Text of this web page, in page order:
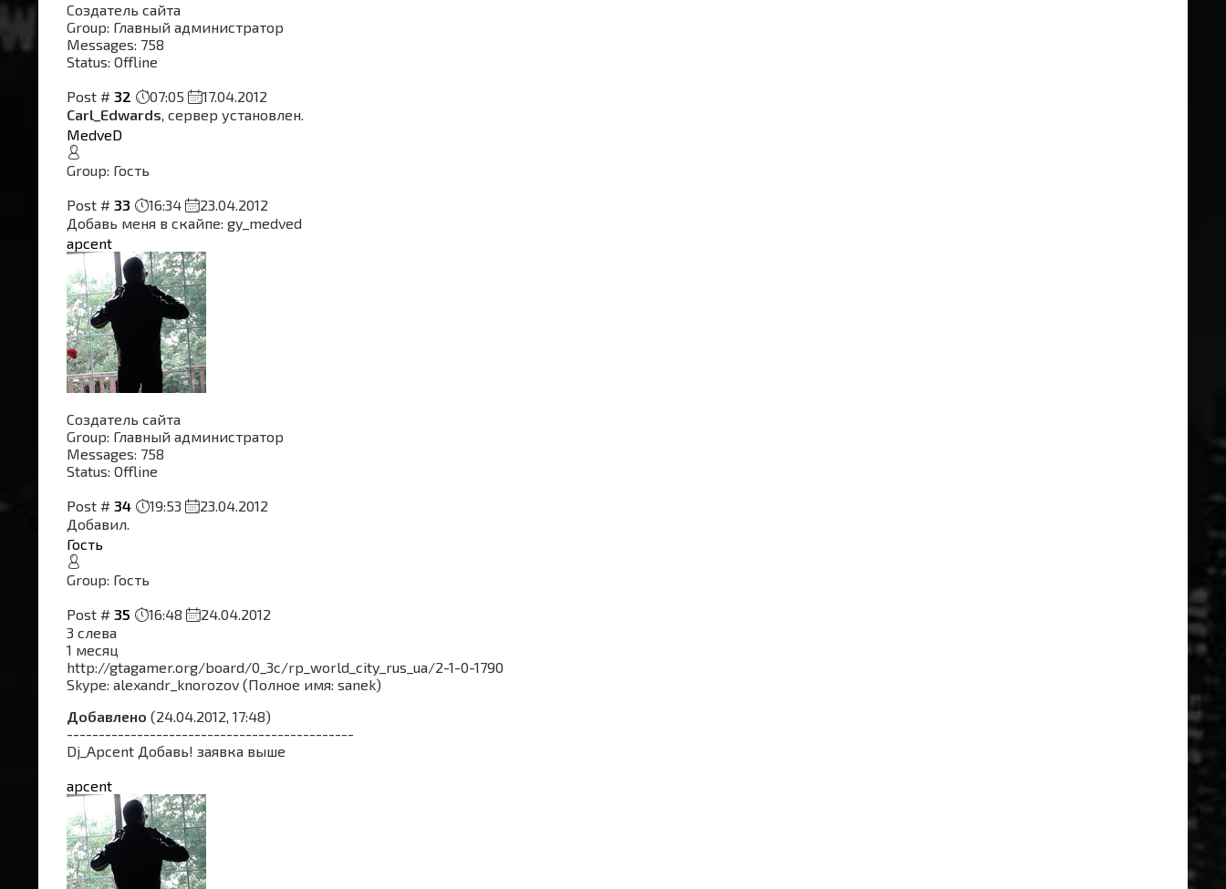
Создатель сайта
Group: Главный администратор
Messages: 758
Status: Offline
Post # 32 07:05
17.04.2012
Carl_Edwards, сервер установлен.
MedveD
Group: Гость
Post # 33 16:34
23.04.2012
Добавь меня в скайпе: gy_medved
apcent
Создатель сайта
Group: Главный администратор
Messages: 758
Status: Offline
Post # 34 19:53
23.04.2012
Добавил.
Гость
Group: Гость
Post # 35 16:48
24.04.2012
3 слева
1 месяц
http://gtagamer.org/board/0_3c/rp_world_city_rus_ua/2-1-0-1790
Skype: alexandr_knorozov (Полное имя: sanek)
Добавлено (24.04.2012, 17:48)
---------------------------------------------
Dj_Apcent Добавь! заявка выше
apcent